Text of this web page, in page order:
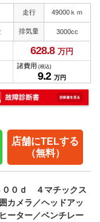
走行 49000ｋｍ
排気量 3000cc
628.8 万円
諸費用 (税込)
9.2 万円
店舗にTELする
（無料）
００ｄ ４マチックス
カメラ／ヘッドアッ
ーター／ベンチレー